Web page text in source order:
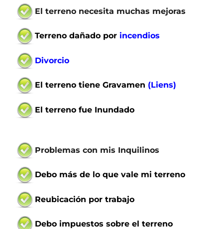
El terreno necesita muchas mejoras
Terreno dañado por incendios
Divorcio
El terreno tiene Gravamen (Liens)
El terreno fue Inundado
Problemas con mis Inquilinos
Debo más de lo que vale mi terreno
Reubicación por trabajo
Debo impuestos sobre el terreno